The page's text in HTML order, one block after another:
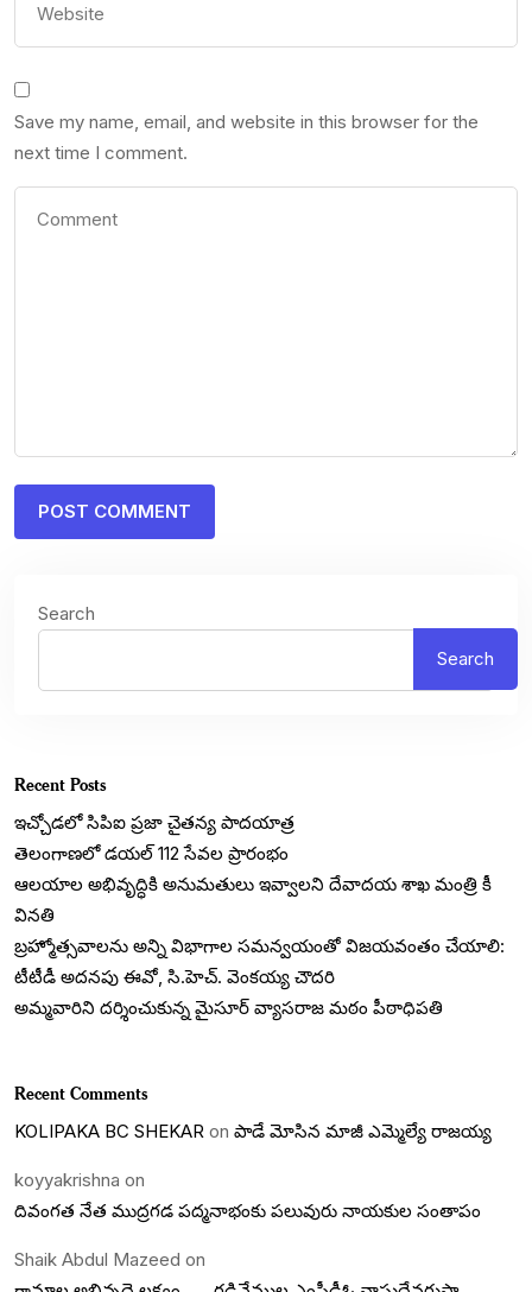
Save my name, email, and website in this browser for the
next time I comment.
Search
Search
Recent Posts
ఇచ్చోడలో సిపిఐ ప్రజా చైతన్య పాదయాత్ర
తెలంగాణలో డయల్‌ 112 సేవల ప్రారంభం
ఆలయాల అభివృద్ధికి అనుమతులు ఇవ్వాలని దేవాదయ శాఖ మంత్రి కీ
వినతి
బ్రహ్మోత్సవాలను అన్ని విభాగాల సమన్వయంతో విజయవంతం చేయాలి:
టీటీడీ అదనపు ఈవో, సి.హెచ్. వెంకయ్య చౌదరి
అమ్మవారిని దర్శించుకున్న మైసూర్ వ్యాసరాజ మఠం పీఠాధిపతి
Recent Comments
KOLIPAKA BC SHEKAR on పాడే మోసిన మాజీ ఎమ్మెల్యే రాజయ్య
koyyakrishna on
దివంగత నేత ముద్రగడ పద్మనాభంకు పలువురు నాయకుల సంతాపం
Shaik Abdul Mazeed on